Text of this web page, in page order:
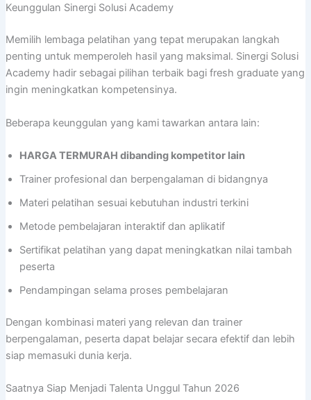
Keunggulan Sinergi Solusi Academy
Memilih lembaga pelatihan yang tepat merupakan langkah
penting untuk memperoleh hasil yang maksimal. Sinergi Solusi
Academy hadir sebagai pilihan terbaik bagi fresh graduate yang
ingin meningkatkan kompetensinya.
Beberapa keunggulan yang kami tawarkan antara lain:
HARGA TERMURAH dibanding kompetitor lain
Trainer profesional dan berpengalaman di bidangnya
Materi pelatihan sesuai kebutuhan industri terkini
Metode pembelajaran interaktif dan aplikatif
Sertifikat pelatihan yang dapat meningkatkan nilai tambah
peserta
Pendampingan selama proses pembelajaran
Dengan kombinasi materi yang relevan dan trainer
berpengalaman, peserta dapat belajar secara efektif dan lebih
siap memasuki dunia kerja.
Saatnya Siap Menjadi Talenta Unggul Tahun 2026